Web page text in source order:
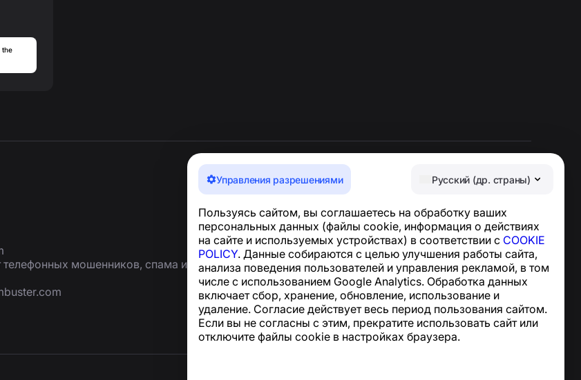
Управления разрешениями Русский (др. страны)
Пользуясь сайтом, вы соглашаетесь на обработку ваших
персональных данных (файлы cookie, информация о действиях
на сайте и используемых устройствах) в соответствии с COOKIE
POLICY. Данные собираются с целью улучшения работы сайта,
анализа поведения пользователей и управления рекламой, в том
числе с использованием Google Analytics. Обработка данных
включает сбор, хранение, обновление, использование и
удаление. Согласие действует весь период пользования сайтом.
Если вы не согласны с этим, прекратите использовать сайт или
отключите файлы cookie в настройках браузера.
the
мошенников, спама и
Новости и статьи
О проекте
Контакты